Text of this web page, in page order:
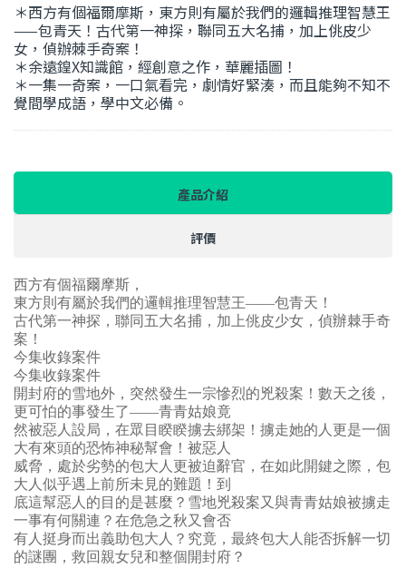
＊西方有個福爾摩斯，東方則有屬於我們的邏輯推理智慧王
——包青天！古代第一神探，聯同五大名捕，加上佻皮少
女，偵辦棘手奇案！
＊余遠鍠X知識館，經創意之作，華麗插圖！
＊一集一奇案，一口氣看完，劇情好緊湊，而且能夠不知不
覺間學成語，學中文必備。
產品介紹
評價
西方有個福爾摩斯，
東方則有屬於我們的邏輯推理智慧王——包青天！
古代第一神探，聯同五大名捕，加上佻皮少女，偵辦棘手奇
案！
今集收錄案件
今集收錄案件
開封府的雪地外，突然發生一宗慘烈的兇殺案！數天之後，
更可怕的事發生了——青青姑娘竟
然被惡人設局，在眾目睽睽擄去綁架！擄走她的人更是一個
大有來頭的恐怖神秘幫會！被惡人
威脅，處於劣勢的包大人更被迫辭官，在如此開鍵之際，包
大人似乎遇上前所未見的難題！到
底這幫惡人的目的是甚麼？雪地兇殺案又與青青姑娘被擄走
一事有何關連？在危急之秋又會否
有人挺身而出義助包大人？究竟，最終包大人能否拆解一切
的謎團，救回親女兒和整個開封府？